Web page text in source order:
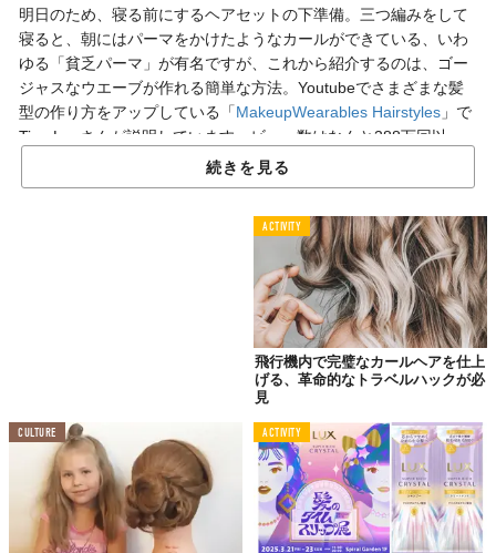
明日のため、寝る前にするヘアセットの下準備。 三つ編みをして
寝ると、朝にはパーマをかけたようなカールができている、いわ
ゆる「貧乏パーマ」が有名ですが、これから紹介するのは、ゴー
ジャスなウエーブが作れる簡単な方法。Youtubeでさまざまな髪
型の作り方をアップしている「MakeupWearables Hairstyles 」で
Tina Leeさんが説明しています。ビュー数はなんと388万回以
上！ぜひマスターして、簡単キレイに華やかヘアを手にいれまし
ょう！
5分ほどで翌朝
“女優ヘア”誕生
続きを見る
ACTIVITY
飛行機内で完璧なカールヘアを仕上
げる、革命的なトラベルハックが必
見
CULTURE ACTIVITY